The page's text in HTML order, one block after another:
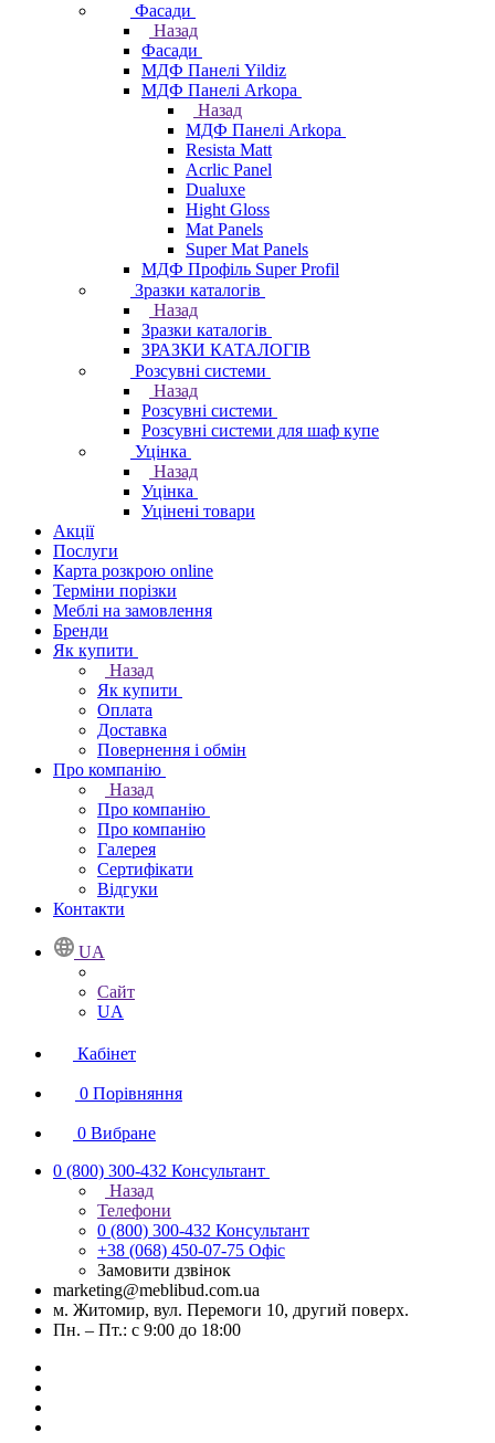
Фасади
Назад
Фасади
МДФ Панелі Yildiz
МДФ Панелі Arkopa
Назад
МДФ Панелі Arkopa
Resista Matt
Acrlic Panel
Dualuxe
Hight Gloss
Mat Panels
Super Mat Panels
МДФ Профіль Super Profil
Зразки каталогів
Назад
Зразки каталогів
ЗРАЗКИ КАТАЛОГІВ
Розсувні системи
Назад
Розсувні системи
Розсувні системи для шаф купе
Уцінка
Назад
Уцінка
Уцінені товари
Акції
Послуги
Карта розкрою online
Терміни порізки
Меблі на замовлення
Бренди
Як купити
Назад
Як купити
Оплата
Доставка
Повернення і обмін
Про компанію
Назад
Про компанію
Про компанію
Галерея
Сертифікати
Відгуки
Контакти
UA
Сайт
UA
Кабінет
0 Порівняння
0 Вибране
0 (800) 300-432 Консультант
Назад
Телефони
0 (800) 300-432 Консультант
+38 (068) 450-07-75 Офіс
Замовити дзвінок
marketing@meblibud.com.ua
м. Житомир, вул. Перемоги 10, другий поверх.
Пн. – Пт.: с 9:00 до 18:00